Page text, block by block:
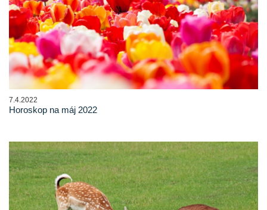
7.4.2022
Horoskop na máj 2022